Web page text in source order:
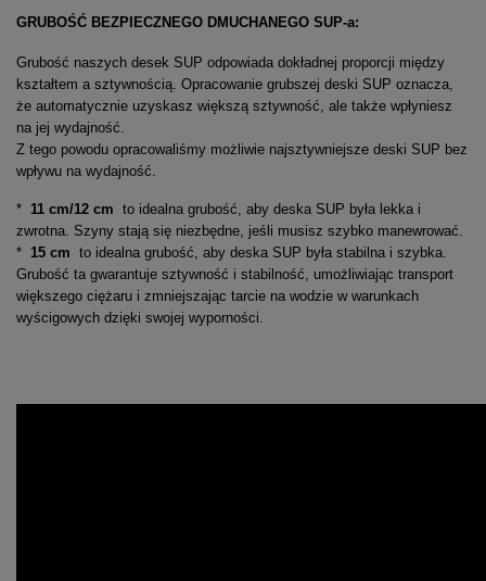
GRUBOŚĆ BEZPIECZNEGO DMUCHANEGO SUP-a:
Grubość naszych desek SUP odpowiada dokładnej proporcji między
kształtem a sztywnością. Opracowanie grubszej deski SUP oznacza,
że automatycznie uzyskasz większą sztywność, ale także wpłyniesz
na jej wydajność.
Z tego powodu opracowaliśmy możliwie najsztywniejsze deski SUP bez
wpływu na wydajność.
* 11 cm/12 cm to idealna grubość, aby deska SUP była lekka i
zwrotna. Szyny stają się niezbędne, jeśli musisz szybko manewrować.
* 15 cm to idealna grubość, aby deska SUP była stabilna i szybka.
Grubość ta gwarantuje sztywność i stabilność, umożliwiając transport
większego ciężaru i zmniejszając tarcie na wodzie w warunkach
wyścigowych dzięki swojej wyporności.